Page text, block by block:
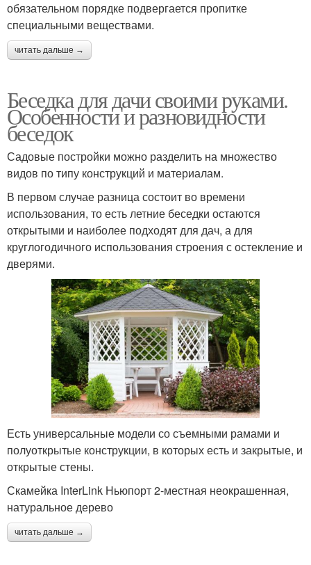
обязательном порядке подвергается пропитке
специальными веществами.
читать дальше →
Беседка для дачи своими руками.
Особенности и разновидности
беседок
Садовые постройки можно разделить на множество
видов по типу конструкций и материалам.
В первом случае разница состоит во времени
использования, то есть летние беседки остаются
открытыми и наиболее подходят для дач, а для
круглогодичного использования строения с остекление и
дверями.
Есть универсальные модели со съемными рамами и
полуоткрытые конструкции, в которых есть и закрытые, и
открытые стены.
Скамейка InterLink Ньюпорт 2-местная неокрашенная,
натуральное дерево
читать дальше →